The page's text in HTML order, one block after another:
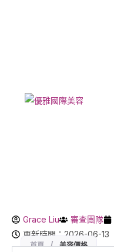
Grace Liu 審查團隊
更新時間：2026-06-13
首頁 / 美容價格